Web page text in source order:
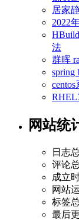
居家
2022
法
群晖
spring
网站统
日志
评论
成立
网站
标签
最后